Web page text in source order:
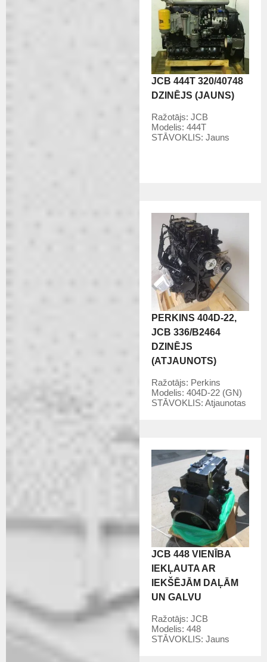
JCB 444T 320/40748
DZINĒJS (JAUNS)
Ražotājs:JCB
Modelis:444T
STĀVOKLIS:Jauns
PERKINS 404D-22,
JCB 336/B2464
DZINĒJS
(ATJAUNOTS)
Ražotājs: Perkins
Modelis:404D-22 (GN)
STĀVOKLIS:Atjaunotas
JCB 448 VIENĪBA
IEKĻAUTA AR
IEKŠĒJĀM DAĻĀM
UN GALVU
Ražotājs:JCB
Modelis:448
STĀVOKLIS:Jauns